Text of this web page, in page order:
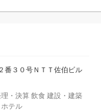
番３０号ＮＴＴ佐伯ビル
・決算 飲食 建設・建築
テル